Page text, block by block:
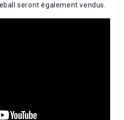
seront également vendus.